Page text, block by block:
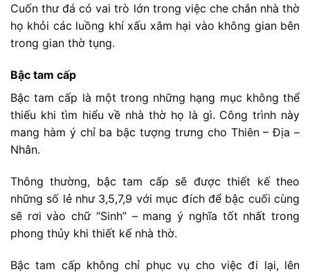
Cuốn thư đá có vai trò lớn trong việc che chắn nhà thờ
họ khỏi các luồng khí xấu xâm hại vào không gian bên
trong gian thờ tụng.
Bậc tam cấp
Bậc tam cấp là một trong những hạng mục không thể
thiếu khi tìm hiểu về nhà thờ họ là gì. Công trình này
mang hàm ý chỉ ba bậc tượng trưng cho Thiên – Địa –
Nhân.
Thông thường, bậc tam cấp sẽ được thiết kế theo
những số lẻ như 3,5,7,9 với mục đích để bậc cuối cùng
sẽ rơi vào chữ “Sinh” – mang ý nghĩa tốt nhất trong
phong thủy khi thiết kế nhà thờ.
Bậc tam cấp không chỉ phục vụ cho việc đi lại, lên